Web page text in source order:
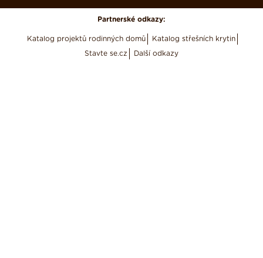
Partnerské odkazy:
Katalog projektů rodinných domů Katalog střešních krytin
Stavte se.cz Další odkazy